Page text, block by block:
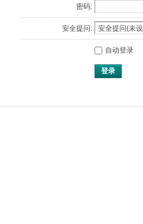
密码:
安全提问:
自动登录
登录